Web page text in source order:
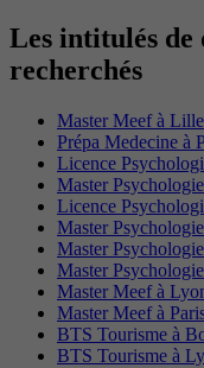
Les intitulés
recherchés
Master Meef à Lille
Prépa Medecine à
Licence
Master
Licence
Master
Master
Master
Master Meef à
Master Meef à
BTS Tourisme à
BTS Tourisme à